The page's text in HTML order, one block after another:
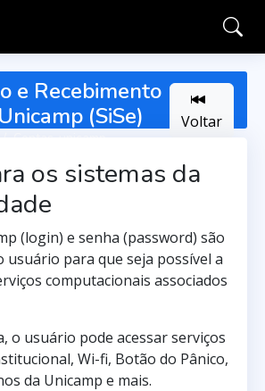
e Recebimento
(SiSe)
Voltar
os sistemas da
(login) e senha (password) são
usuário para que seja possível a
computacionais associados
o usuário pode acessar serviços
Wi-fi, Botão do Pânico,
da Unicamp e mais.